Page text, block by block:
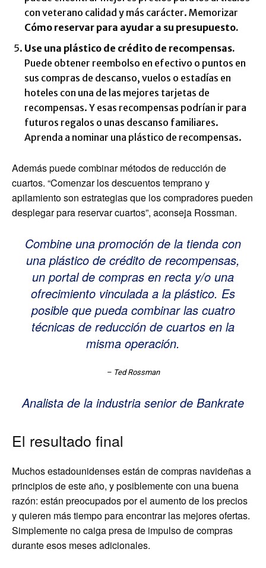
con veterano calidad y más carácter. Memorizar
Cómo reservar para ayudar a su presupuesto.
Use una plástico de crédito de recompensas.
Puede obtener reembolso en efectivo o puntos en
sus compras de descanso, vuelos o estadías en
hoteles con una de las mejores tarjetas de
recompensas. Y esas recompensas podrían ir para
futuros regalos o unas descanso familiares.
Aprenda a nominar una plástico de recompensas.
Además puede combinar métodos de reducción de
cuartos. “Comenzar los descuentos temprano y
apilamiento son estrategias que los compradores pueden
desplegar para reservar cuartos”, aconseja Rossman.
Combine una promoción de la tienda con
una plástico de crédito de recompensas,
un portal de compras en recta y/o una
ofrecimiento vinculada a la plástico. Es
posible que pueda combinar las cuatro
técnicas de reducción de cuartos en la
misma operación.
– Ted Rossman
Analista de la industria senior de Bankrate
El resultado final
Muchos estadounidenses están de compras navideñas a
principios de este año, y posiblemente con una buena
razón: están preocupados por el aumento de los precios
y quieren más tiempo para encontrar las mejores ofertas.
Simplemente no caiga presa de impulso de compras
durante esos meses adicionales.